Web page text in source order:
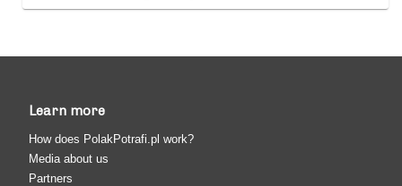
Learn more
How does PolakPotrafi.pl work?
Media about us
Partners